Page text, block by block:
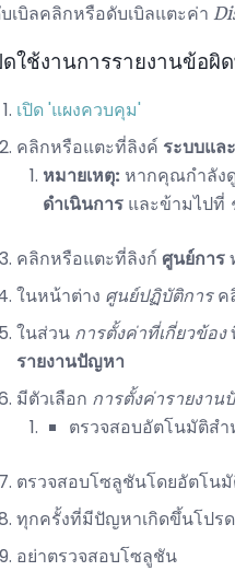
เบิลคลิกหรือดับเบิลแตะค่า
ใช้งานการรายงานข้อผิ
เปิด 'แผงควบคุม'
คลิกหรือแตะที่ลิงค์ ระบบแล
หมายเหตุ: หากคุณกำลังดู
ดำเนินการ และข้ามไปที่
คลิกหรือแตะที่ลิงก์ ศูนย์การ
ในหน้าต่าง ศูนย์ปฏิบัติการค
ในส่วน การตั้งค่าที่เกี่ยวข้อง
รายงานปัญหา
มีตัวเลือก การตั้งค่ารายงาน
ตรวจสอบอัตโนมัติส
ตรวจสอบโซลูชันโดยอัตโน
ทุกครั้งที่มีปัญหาเกิดขึ้นโปร
อย่าตรวจสอบโซลูชัน